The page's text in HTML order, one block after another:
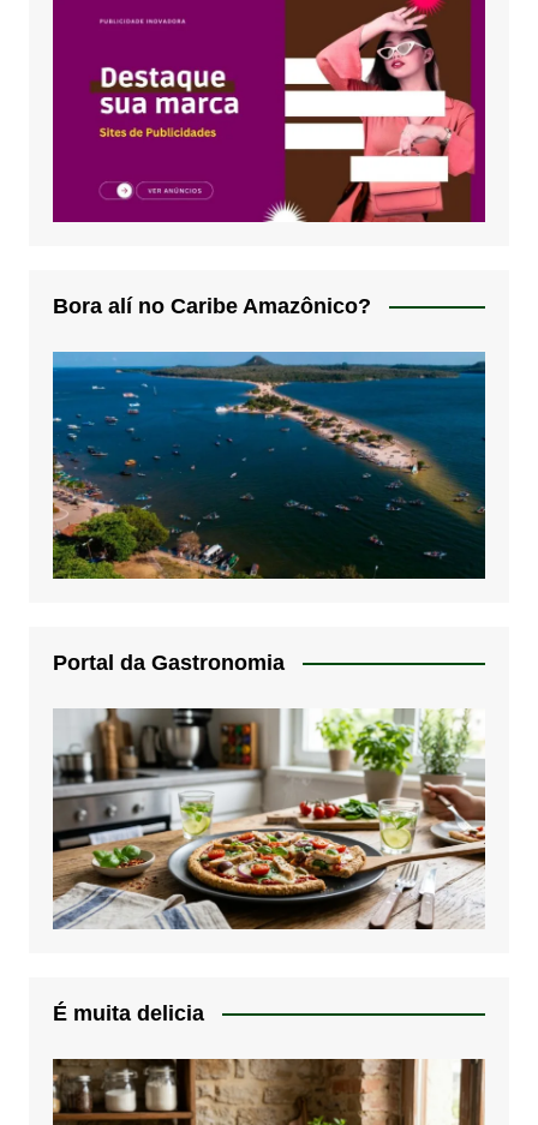
Bora alí no Caribe Amazônico?
Portal da Gastronomia
É muita delicia